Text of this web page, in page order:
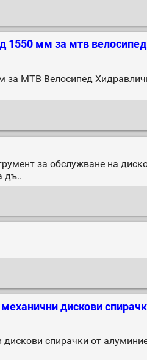
1550 мм за мтв
МТВ Велосипед
за обслужване на
дъ..
дискови
спирачки от